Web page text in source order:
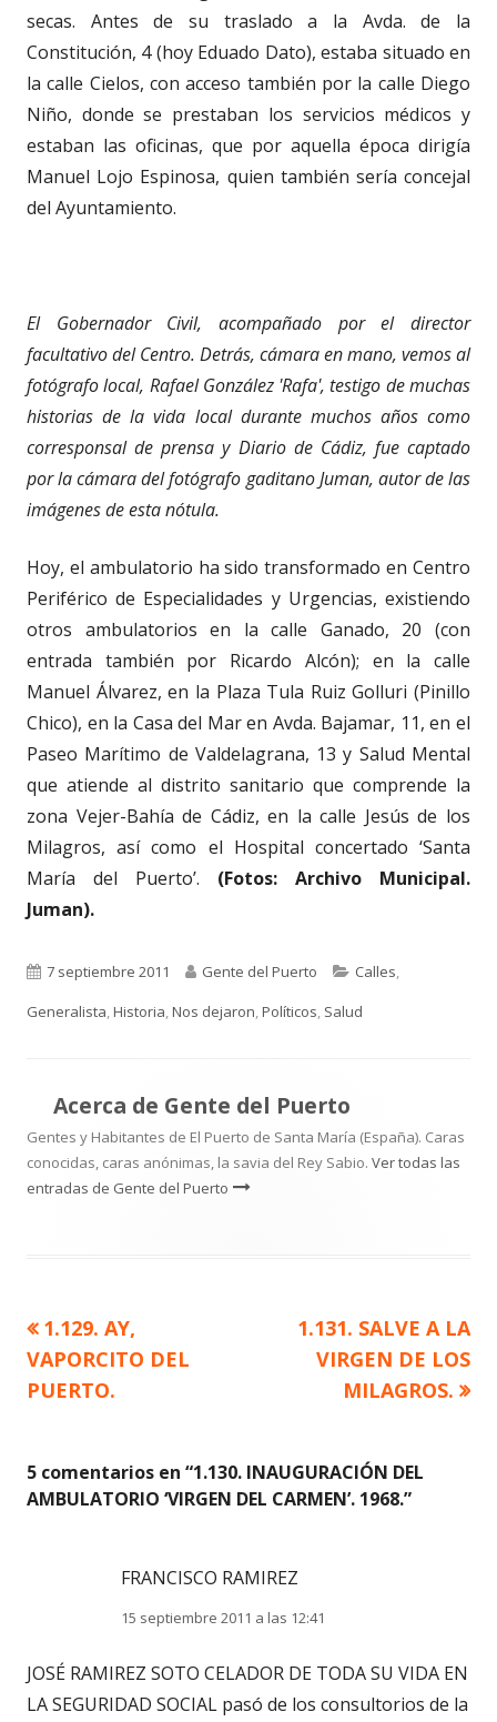
secas. Antes de su traslado a la Avda. de la
Constitución, 4 (hoy Eduado Dato), estaba situado en
la calle Cielos, con acceso también por la calle Diego
Niño, donde se prestaban los servicios médicos y
estaban las oficinas, que por aquella época dirigía
Manuel Lojo Espinosa, quien también sería concejal
del Ayuntamiento.
El Gobernador Civil, acompañado por el director
facultativo del Centro. Detrás, cámara en mano, vemos al
fotógrafo local, Rafael González 'Rafa', testigo de muchas
historias de la vida local durante muchos años como
corresponsal de prensa y Diario de Cádiz, fue captado
por la cámara del fotógrafo gaditano Juman, autor de las
imágenes de esta nótula.
Hoy, el ambulatorio ha sido transformado en Centro
Periférico de Especialidades y Urgencias, existiendo
otros ambulatorios en la calle Ganado, 20 (con
entrada también por Ricardo Alcón); en la calle
Manuel Álvarez, en la Plaza Tula Ruiz Golluri (Pinillo
Chico), en la Casa del Mar en Avda. Bajamar, 11, en el
Paseo Marítimo de Valdelagrana, 13 y Salud Mental
que atiende al distrito sanitario que comprende la
zona Vejer-Bahía de Cádiz, en la calle Jesús de los
Milagros, así como el Hospital concertado ‘Santa
María del Puerto’. (Fotos: Archivo Municipal.
Juman).
Publicado
el
7 septiembre 2011 Autor
Gente del Puerto Categorías
Calles,
Generalista,Historia,Nos dejaron,Políticos, Salud
Acerca de Gente del Puerto
Gentes y Habitantes de El Puerto de Santa María (España). Caras
conocidas, caras anónimas, la savia del Rey Sabio. Ver todas las
entradas de Gente del Puerto
Navegación
de
Artículo
anterior
1.129. AY,
VAPORCITO DEL
PUERTO.
Artículo
siguiente
1.131. SALVE A LA
VIRGEN DE LOS
MILAGROS.
5 comentarios en “1.130. INAUGURACIÓN DEL
AMBULATORIO ‘VIRGEN DEL CARMEN’. 1968.”
FRANCISCO RAMIREZ
15 septiembre 2011 a las 12:41
JOSÉ RAMIREZ SOTO CELADOR DE TODA SU VIDA EN
LA SEGURIDAD SOCIAL pasó de los consultorios de la